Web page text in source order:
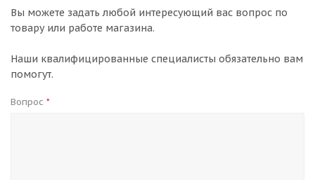
Вы можете задать любой интересующий вас вопрос по
товару или работе магазина.
Наши квалифицированные специалисты обязательно вам
помогут.
Вопрос *